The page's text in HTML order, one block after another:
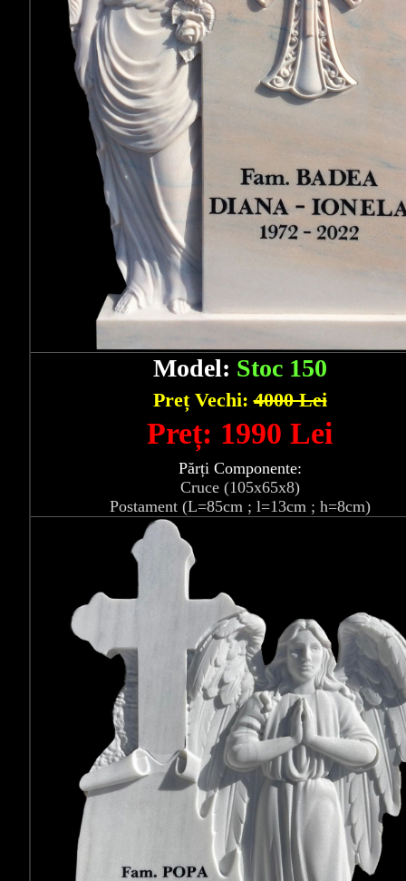
Model: Stoc 150
Preț Vechi:4000 Lei
Preț: 1990 Lei
Părți Componente:
Cruce (105x65x8)
Postament (L=85cm ; l=13cm ; h=8cm)